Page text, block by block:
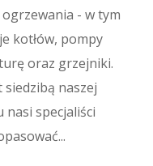
- w tym
kotłów, pompy
oraz grzejniki.
siedzibą naszej
specjaliści